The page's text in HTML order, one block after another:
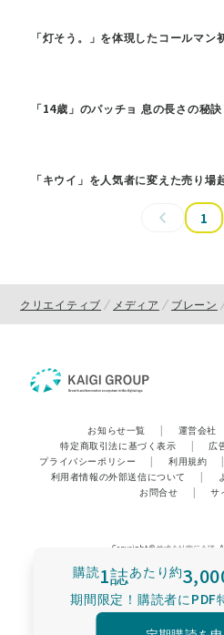
「灯そう。」を体現したコールマン
「14歳」のパッチョ 息の長さの秘
「キウイ」を人気者に変えた売り場
1
購読1誌あたり約
期間限定！購読者にPDF
クリエイティブ メディア ブレーン
お知らせ一覧 | 運営会社
特定商取引法に基づく表示
| 広
プライバシーポリシー
| 利用規約 |
利用者情報の外部送信について
|
お問合せ
| サ
Copyright © 株式会社宣伝会議